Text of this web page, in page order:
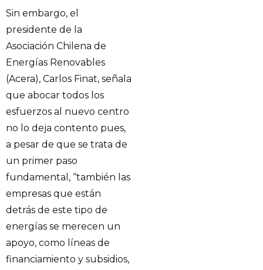
Sin embargo, el
presidente de la
Asociación Chilena de
Energías Renovables
(Acera), Carlos Finat, señala
que abocar todos los
esfuerzos al nuevo centro
no lo deja contento pues,
a pesar de que se trata de
un primer paso
fundamental, “también las
empresas que están
detrás de este tipo de
energías se merecen un
apoyo, como líneas de
financiamiento y subsidios,